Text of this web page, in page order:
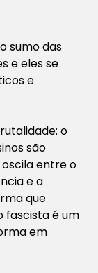
sumo das
e eles se
e
o
são
entre o
e a
que
fascista é um
em